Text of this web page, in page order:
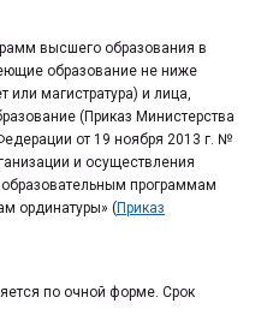
высшего образования в
образование не ниже
магистратура) и лица,
(Приказ Министерства
от 19 ноября 2013 г. №
и осуществления
программам
ординатуры» (Приказ
по очной форме. Срок